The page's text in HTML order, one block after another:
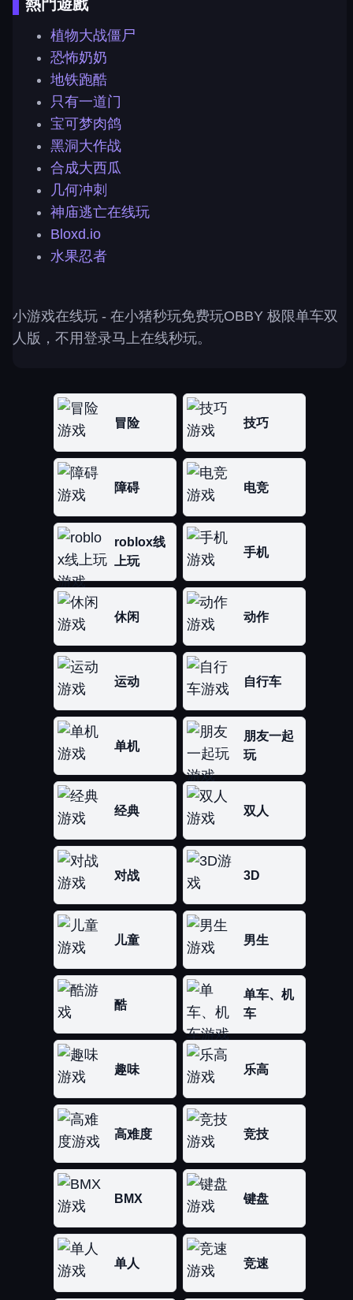
熱門遊戲
植物大战僵尸
恐怖奶奶
地铁跑酷
只有一道门
宝可梦肉鸽
黑洞大作战
合成大西瓜
几何冲刺
神庙逃亡在线玩
Bloxd.io
水果忍者
小游戏在线玩 - 在小猪秒玩免费玩OBBY 极限单车双
人版，不用登录马上在线秒玩。
冒险 技巧
障碍 电竞
roblox线
上玩
手机
休闲 动作
运动 自行车
单机
朋友一起
玩
经典 双人
对战 3D
儿童 男生
酷
单车、机
车
趣味 乐高
高难度 竞技
BMX 键盘
单人 竞速